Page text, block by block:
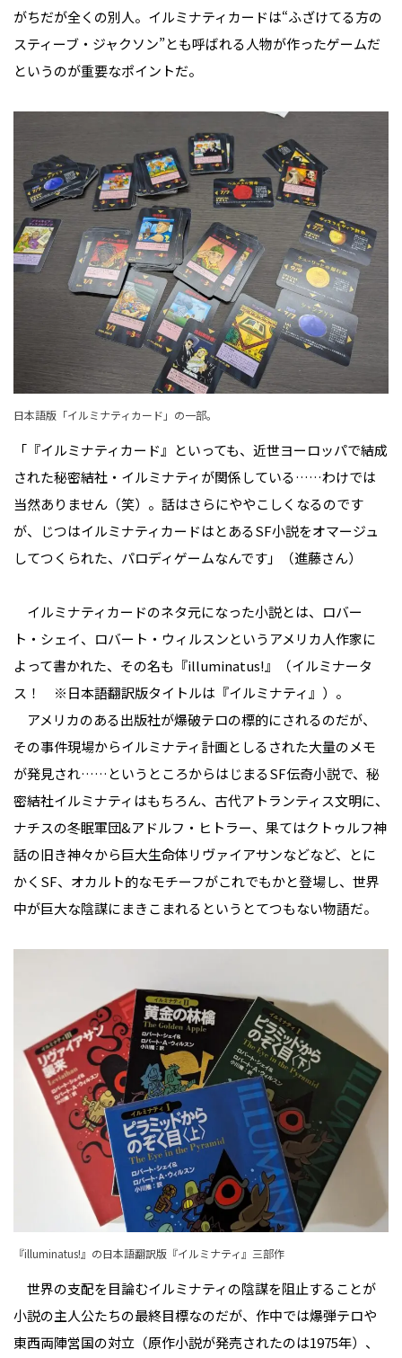
がちだが全くの別人。イルミナティカードは“ふざけてる方の
スティーブ・ジャクソン”とも呼ばれる人物が作ったゲームだ
というのが重要なポイントだ。
日本語版「イルミナティカード」の一部。
「『イルミナティカード』といっても、近世ヨーロッパで結成
された秘密結社・イルミナティが関係している……わけでは
当然ありません（笑）。話はさらにややこしくなるのです
が、じつはイルミナティカードはとあるSF小説をオマージュ
してつくられた、パロディゲームなんです」（進藤さん）
イルミナティカードのネタ元になった小説とは、ロバー
ト・シェイ、ロバート・ウィルスンというアメリカ人作家に
よって書かれた、その名も『illuminatus!』（イルミナータ
ス！ ※日本語翻訳版タイトルは『イルミナティ』）。
アメリカのある出版社が爆破テロの標的にされるのだが、
その事件現場からイルミナティ計画としるされた大量のメモ
が発見され……というところからはじまるSF伝奇小説で、秘
密結社イルミナティはもちろん、古代アトランティス文明に、
ナチスの冬眠軍団&アドルフ・ヒトラー、果てはクトゥルフ神
話の旧き神々から巨大生命体リヴァイアサンなどなど、とに
かくSF、オカルト的なモチーフがこれでもかと登場し、世界
中が巨大な陰謀にまきこまれるというとてつもない物語だ。
『illuminatus!』の日本語翻訳版『イルミナティ』三部作
世界の支配を目論むイルミナティの陰謀を阻止することが
小説の主人公たちの最終目標なのだが、作中では爆弾テロや
東西両陣営国の対立（原作小説が発売されたのは1975年）、